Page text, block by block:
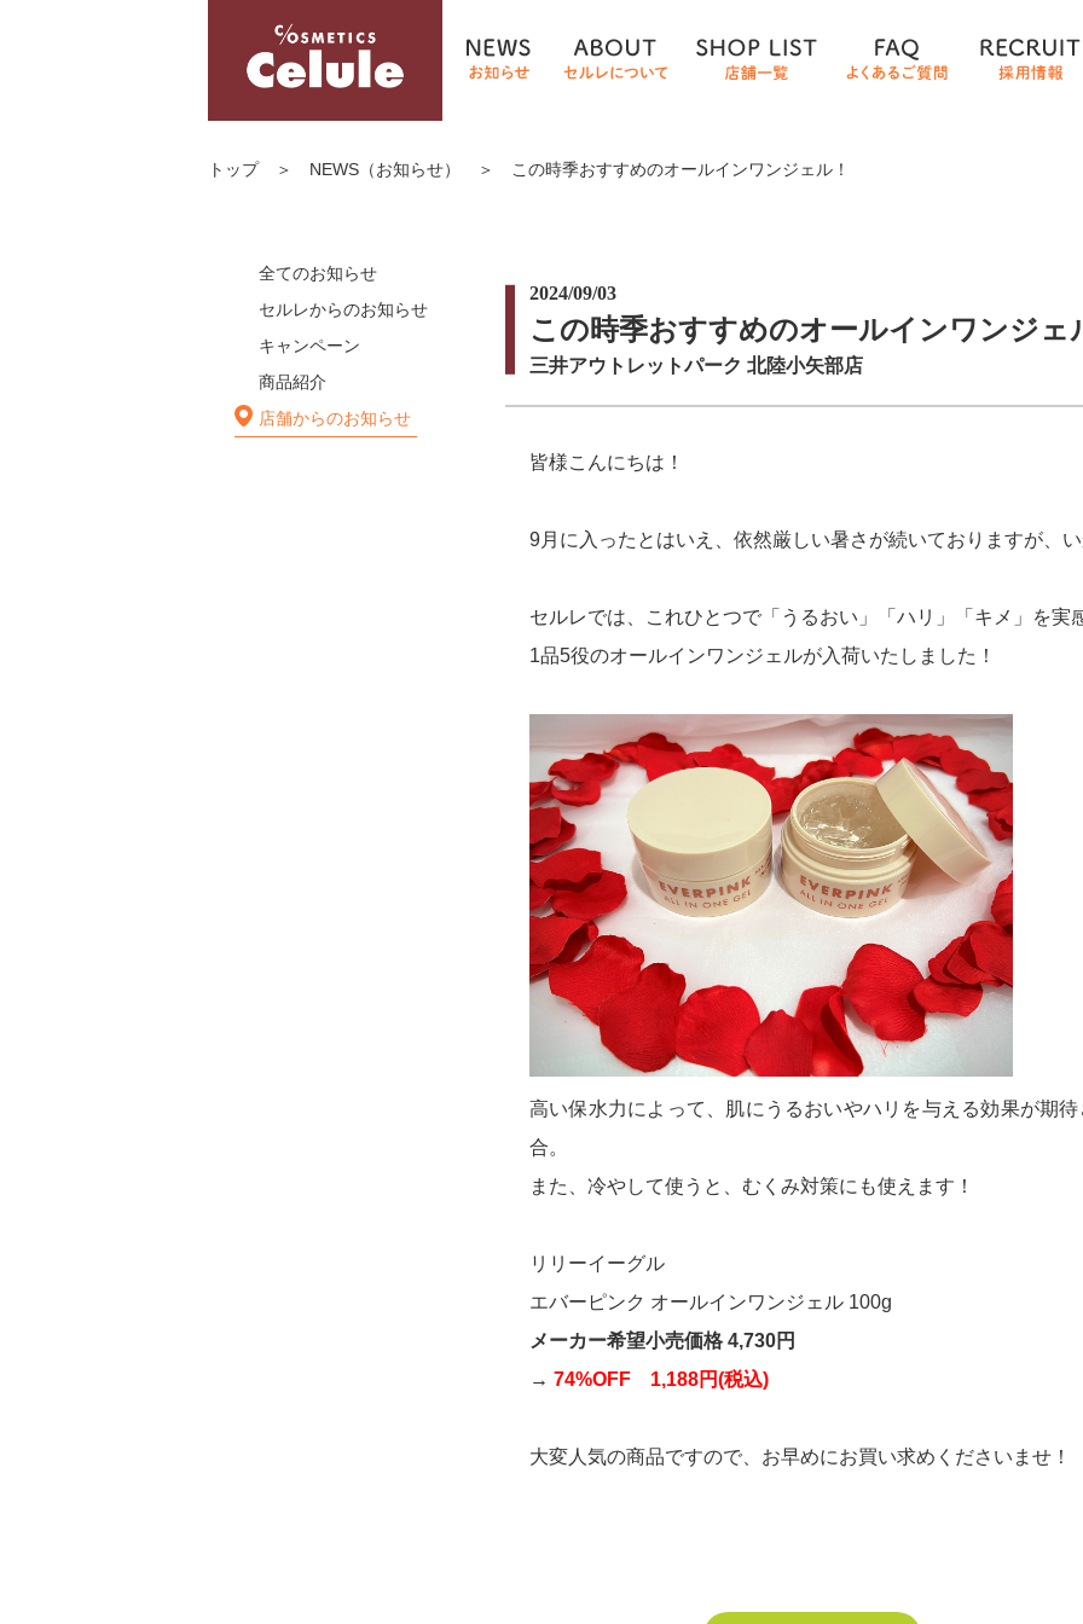
トップ＞ NEWS（お知らせ） ＞ この時季おすすめのオールインワンジェル！
全てのお知らせ
セルレからのお知らせ
キャンペーン
商品紹介
店舗からのお知らせ
2024/09/03
この時季おすすめのオールインワンジェ
三井アウトレットパーク 北陸小矢部店
皆様こんにちは！
9月に入ったとはいえ、依然厳しい暑さが続いておりますが、
セルレでは、これひとつで「うるおい」「ハリ」「キメ」を実
1品5役のオールインワンジェルが入荷いたしました！
高い保水力によって、肌にうるおいやハリを与える効果が期
合。
また、冷やして使うと、むくみ対策にも使えます！
リリーイーグル
エバーピンク オールインワンジェル 100g
メーカー希望小売価格 4,730円
→ 74%OFF 1,188円(税込)
大変人気の商品ですので、お早めにお買い求めくださいませ！